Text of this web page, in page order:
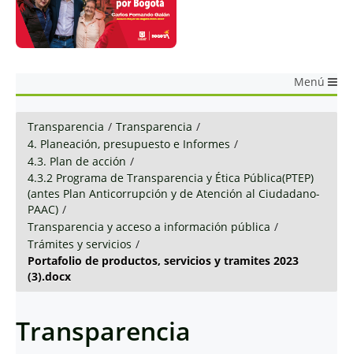
Menú
Transparencia / Transparencia /
4. Planeación, presupuesto e Informes /
4.3. Plan de acción /
4.3.2 Programa de Transparencia y Ética Pública(PTEP)
(antes Plan Anticorrupción y de Atención al Ciudadano-
PAAC) /
Transparencia y acceso a información pública /
Trámites y servicios /
Portafolio de productos, servicios y tramites 2023
(3).docx
Transparencia